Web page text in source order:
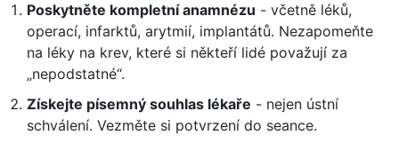
Poskytněte kompletní anamnézu - včetně léků,
operací, infarktů, arytmií, implantátů. Nezapomeňte
na léky na krev, které si někteří lidé považují za
„nepodstatné“.
Získejte písemný souhlas lékaře - nejen ústní
schválení. Vezměte si potvrzení do seance.